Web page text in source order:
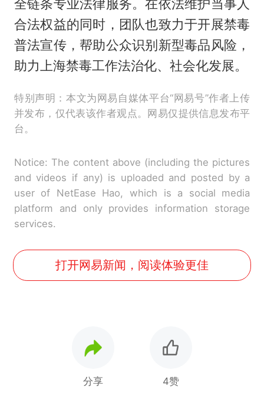
全链条专业法律服务。在依法维护当事人
合法权益的同时，团队也致力于开展禁毒
普法宣传，帮助公众识别新型毒品风险，
助力上海禁毒工作法治化、社会化发展。
特别声明：本文为网易自媒体平台“网易号”作者上传
并发布，仅代表该作者观点。网易仅提供信息发布平
台。
Notice: The content above (including the pictures
and videos if any) is uploaded and posted by a
user of NetEase Hao, which is a social media
platform and only provides information storage
services.
打开网易新闻，阅读体验更佳
分享 4赞